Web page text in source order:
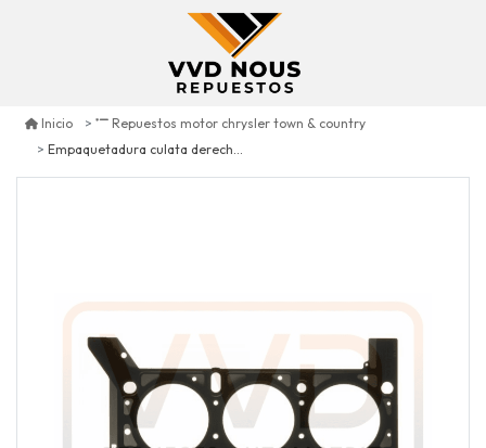
Inicio
Repuestos motor chrysler town & country
Empaquetadura culata derecha chrysler town & country 3.3 2001/2010